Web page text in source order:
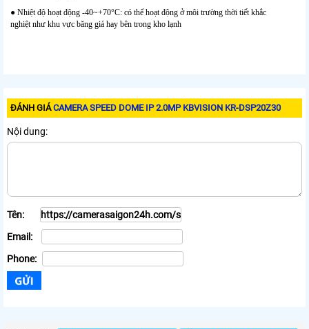
● Nhiệt độ hoạt động -40~+70°C: có thể hoạt động ở môi trường thời tiết khắc
nghiệt như khu vực băng giá hay bên trong kho lạnh
ĐÁNH GIÁCAMERA SPEED DOME IP 2.0MP KBVISION KR-DSP20Z30
Nội dung:
Tên:
Email:
Phone: